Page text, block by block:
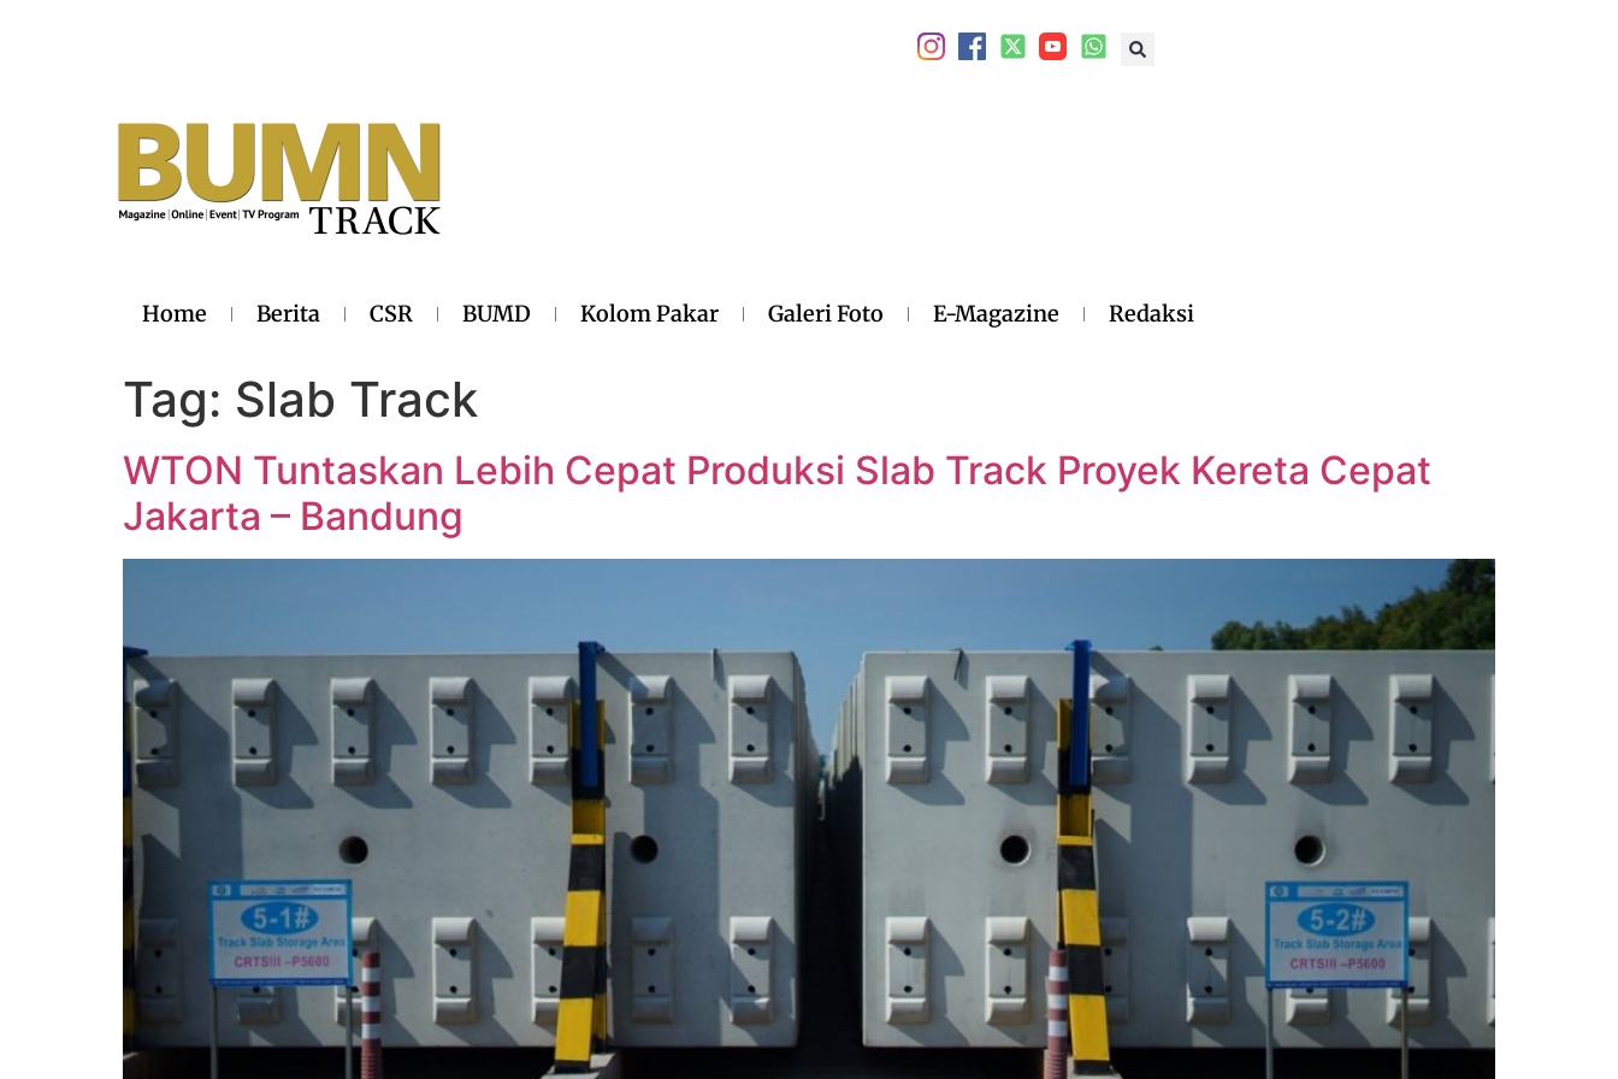
Home Berita CSR BUMD Kolom Pakar Galeri Foto E-Magazine Redaksi
Tag: Slab Track
WTON Tuntaskan Lebih Cepat Produksi Slab Track Proyek Kereta Cepat
Jakarta – Bandung